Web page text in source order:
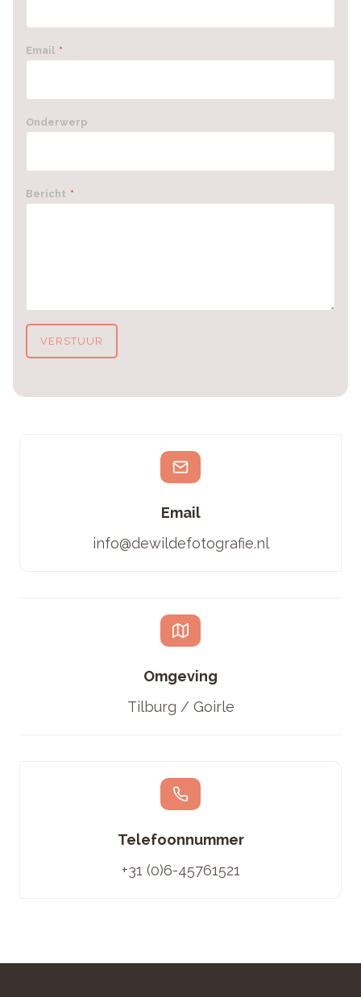
Email *
Onderwerp
Bericht *
VERSTUUR
Email
info@dewildefotografie.nl
Omgeving
Tilburg / Goirle
Telefoonnummer
+31 (0)6-45761521